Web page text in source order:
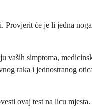
će je li jedna
simptoma,
raka i jednostranog
ovaj test na licu